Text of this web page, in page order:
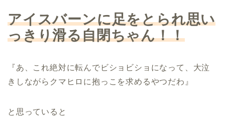
アイスバーンに足をとられ思い
っきり滑る自閉ちゃん！！
『あ、これ絶対に転んでビショビショになって、大泣
きしながらクマヒロに抱っこを求めるやつだわ』
と思っていると